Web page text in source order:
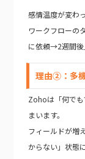
感情温度が変わ
ワークフローの
に依頼→2週間後
理由②：多
Zohoは「何で
まいます。
フィールドが増
からない」状態